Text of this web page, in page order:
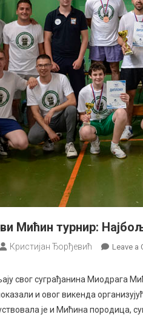
Мићин турнир:
Кристијан Ђорђевић Leave a
свог суграђанина Миодрага
и овог викенда
је и Мићина породица,